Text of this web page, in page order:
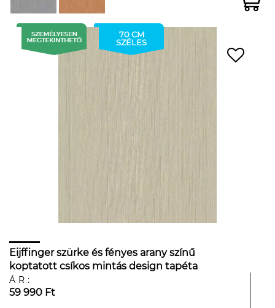
70 CM
SZÉLES
Eijffinger szürke és fényes arany színű
koptatott csíkos mintás design tapéta
ÁR:
59 990 Ft